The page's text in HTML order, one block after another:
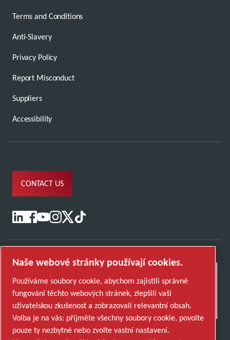
Terms and Conditions
Anti-Slavery
Privacy Policy
Report Misconduct
Suppliers
Accessibility
CONTACT US
Naše webové stránky používají cookies.
Používáme soubory cookie, abychom zajistili správné
fungování těchto webových stránek, zlepšili vaši
uživatelskou zkušenost a zobrazovali relevantní obsah.
Volba je na vás: přijměte všechny soubory cookie, povolte
pouze ty nezbytné nebo zvolte vastní nastavení.